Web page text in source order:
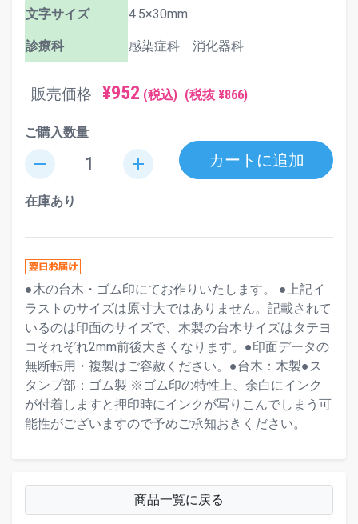
文字サイズ 4.5×30mm
診療科 感染症科 消化器科
販売価格 ¥952 (税込) (税抜 ¥866)
ご購入数量
remove add カートに追加
在庫あり
●木の台木・ゴム印にてお作りいたします。 ●上記イ
ラストのサイズは原寸大ではありません。記載されて
いるのは印面のサイズで、木製の台木サイズはタテヨ
コそれぞれ2mm前後大きくなります。●印面データの
無断転用・複製はご容赦ください。●台木：木製●ス
タンプ部：ゴム製 ※ゴム印の特性上、余白にインク
が付着しますと押印時にインクが写りこんでしまう可
能性がございますので予めご承知おきください。
商品一覧に戻る